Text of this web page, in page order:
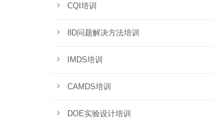
CQI培训
8D问题解决方法培训
IMDS培训
CAMDS培训
DOE实验设计培训